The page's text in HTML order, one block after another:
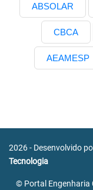
ABSOLAR
CBCA
AEAMESP
2026 - Desenvolvido
Tecnologia
© Portal Engenharia